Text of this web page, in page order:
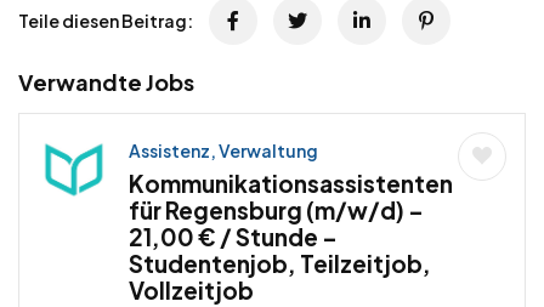
Teile diesen Beitrag:
Verwandte Jobs
Assistenz, Verwaltung
Kommunikationsassistenten
für Regensburg (m/w/d) –
21,00 € / Stunde –
Studentenjob, Teilzeitjob,
Vollzeitjob